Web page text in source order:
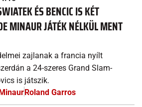
ÉS BENCIC IS KÉT
MINAUR JÁTÉK NÉLKÜL MENT
zajlanak a francia nyílt
a 24-szeres Grand Slam-
is játszik.
Roland Garros